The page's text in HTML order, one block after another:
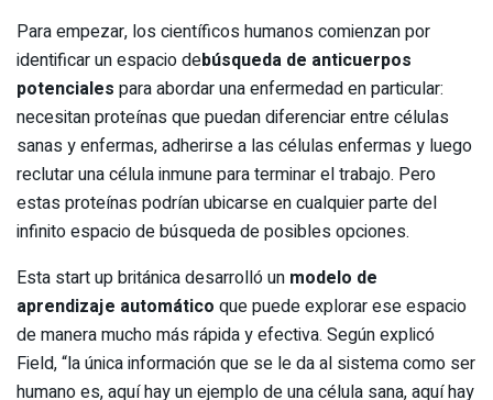
Para empezar, los científicos humanos comienzan por
identificar un espacio debúsqueda de anticuerpos
potenciales para abordar una enfermedad en particular:
necesitan proteínas que puedan diferenciar entre células
sanas y enfermas, adherirse a las células enfermas y luego
reclutar una célula inmune para terminar el trabajo. Pero
estas proteínas podrían ubicarse en cualquier parte del
infinito espacio de búsqueda de posibles opciones.
Esta start up británica desarrolló un modelo de
aprendizaje automático que puede explorar ese espacio
de manera mucho más rápida y efectiva. Según explicó
Field, “la única información que se le da al sistema como ser
humano es, aquí hay un ejemplo de una célula sana, aquí hay